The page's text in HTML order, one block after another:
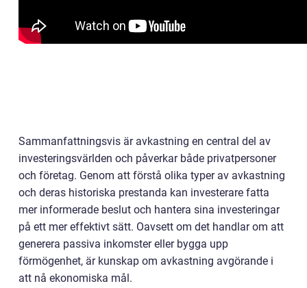
Sammanfattningsvis är avkastning en central del av
investeringsvärlden och påverkar både privatpersoner
och företag. Genom att förstå olika typer av avkastning
och deras historiska prestanda kan investerare fatta
mer informerade beslut och hantera sina investeringar
på ett mer effektivt sätt. Oavsett om det handlar om att
generera passiva inkomster eller bygga upp
förmögenhet, är kunskap om avkastning avgörande i
att nå ekonomiska mål.